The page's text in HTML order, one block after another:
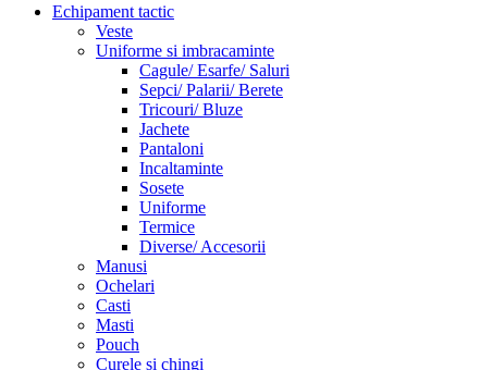
Echipament tactic
Veste
Uniforme si imbracaminte
Cagule/ Esarfe/ Saluri
Sepci/ Palarii/ Berete
Tricouri/ Bluze
Jachete
Pantaloni
Incaltaminte
Sosete
Uniforme
Termice
Diverse/ Accesorii
Manusi
Ochelari
Casti
Masti
Pouch
Curele si chingi